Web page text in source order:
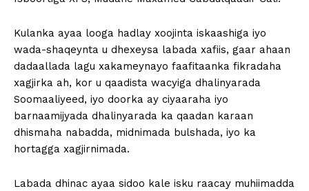
Kulanka ayaa looga hadlay xoojinta iskaashiga iyo
wada-shaqeynta u dhexeysa labada xafiis, gaar ahaan
dadaallada lagu xakameynayo faafitaanka fikradaha
xagjirka ah, kor u qaadista wacyiga dhalinyarada
Soomaaliyeed, iyo doorka ay ciyaaraha iyo
barnaamijyada dhalinyarada ka qaadan karaan
dhismaha nabadda, midnimada bulshada, iyo ka
hortagga xagjirnimada.
Labada dhinac ayaa sidoo kale isku raacay muhiimadda